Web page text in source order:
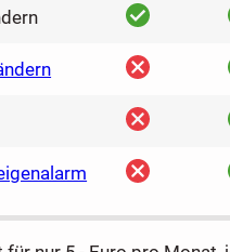
ja
nein
nein
nein